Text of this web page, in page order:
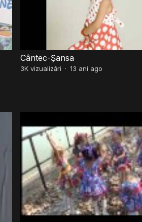
Cântec-Șansa
3Kvizualizări · 13 ani ago